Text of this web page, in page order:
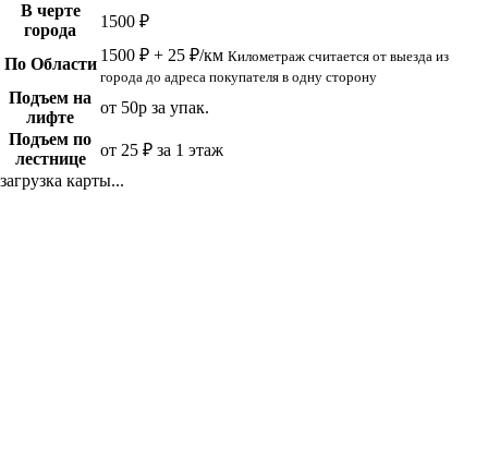
В черте
города
1500 ₽
По Области 1500 ₽ + 25 ₽/км Километраж считается от выезда из
города до адреса покупателя в одну сторону
Подъем на
лифте
от 50р за упак.
Подъем по
лестнице
от 25 ₽ за 1 этаж
загрузка карты...